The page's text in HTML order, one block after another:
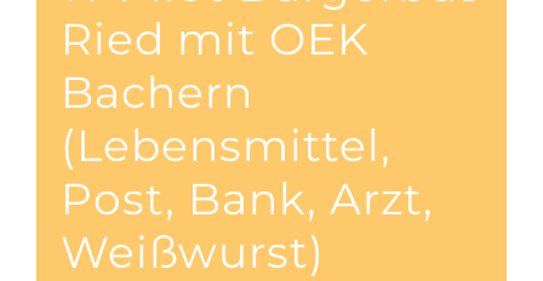
Ried mit OEK
Bachern
(Lebensmittel,
Post, Bank, Arzt,
Weißwurst)